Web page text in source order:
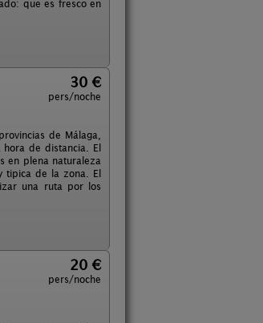
que es fresco en
30 €
pers/noche
de Málaga,
hora de distancia. El
en plena naturaleza
tipica de la zona. El
una ruta por los
20 €
pers/noche